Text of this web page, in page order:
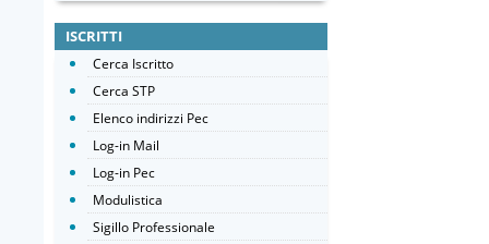
ISCRITTI
Cerca Iscritto
Cerca STP
Elenco indirizzi Pec
Log-in Mail
Log-in Pec
Modulistica
Sigillo Professionale